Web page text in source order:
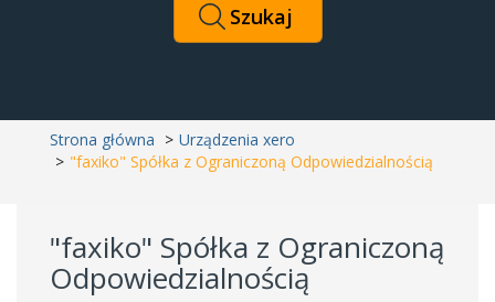
Strona główna
Urządzenia xero
"faxiko" Spółka z Ograniczoną Odpowiedzialnością
"faxiko" Spółka z Ograniczoną
Odpowiedzialnością